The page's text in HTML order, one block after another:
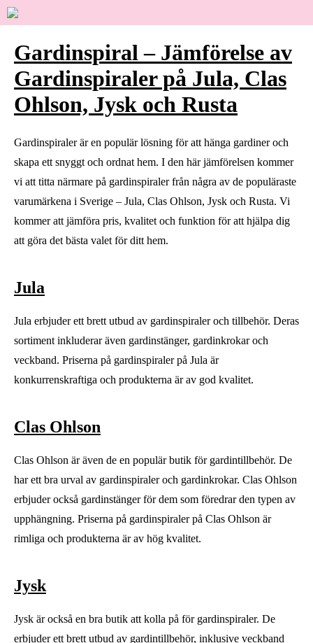
Gardinspiral – Jämförelse av
Gardinspiraler på Jula, Clas
Ohlson, Jysk och Rusta
Gardinspiraler är en populär lösning för att hänga gardiner och
skapa ett snyggt och ordnat hem. I den här jämförelsen kommer
vi att titta närmare på gardinspiraler från några av de populäraste
varumärkena i Sverige – Jula, Clas Ohlson, Jysk och Rusta. Vi
kommer att jämföra pris, kvalitet och funktion för att hjälpa dig
att göra det bästa valet för ditt hem.
Jula
Jula erbjuder ett brett utbud av gardinspiraler och tillbehör. Deras
sortiment inkluderar även gardinstänger, gardinkrokar och
veckband. Priserna på gardinspiraler på Jula är
konkurrenskraftiga och produkterna är av god kvalitet.
Clas Ohlson
Clas Ohlson är även de en populär butik för gardintillbehör. De
har ett bra urval av gardinspiraler och gardinkrokar. Clas Ohlson
erbjuder också gardinstänger för dem som föredrar den typen av
upphängning. Priserna på gardinspiraler på Clas Ohlson är
rimliga och produkterna är av hög kvalitet.
Jysk
Jysk är också en bra butik att kolla på för gardinspiraler. De
erbjuder ett brett utbud av gardintillbehör, inklusive veckband